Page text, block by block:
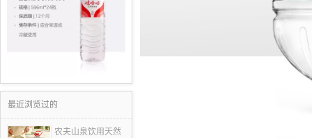
最近浏览过的
农夫山泉饮用天然